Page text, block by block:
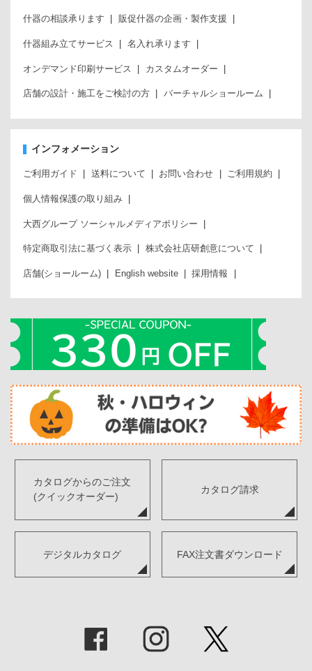
什器の相談承ります 販促什器の企画・製作支援
什器組み立てサービス 名入れ承ります
オンデマンド印刷サービス カスタムオーダー
店舗の設計・施工をご検討の方 バーチャルショールーム
インフォメーション
ご利用ガイド 送料について お問い合わせ ご利用規約
個人情報保護の取り組み
大西グループ ソーシャルメディアポリシー
特定商取引法に基づく表示 株式会社店研創意について
店舗(ショールーム) English website 採用情報
カタログからのご注文
(クイックオーダー)
カタログ請求
デジタルカタログ FAX注文書ダウンロード